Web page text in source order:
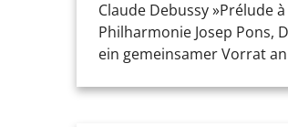
Claude Debussy »Prélude
Philharmonie Josep Pons,
ein gemeinsamer Vorrat